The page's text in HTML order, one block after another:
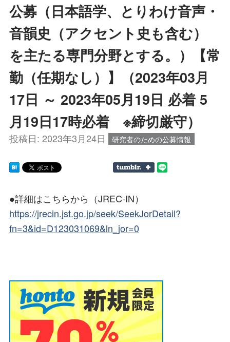
公募（日本語学、とりわけ音声・
音韻史（アクセント史も含む）
を主たる専門分野とする。）【常
勤（任期なし）】（2023年03月
17日 ～ 2023年05月19日 必着 5
月19日17時必着 ※締切厳守）
投稿日: 2023年3月24日 研究者のための公募情報
●詳細はこちらから（JREC-IN）
https://jrecin.jst.go.jp/seek/SeekJorDetail?
fn=3&id=D123031069&ln_jor=0